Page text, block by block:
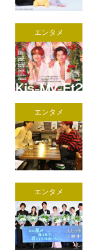
エンタメ
エンタメ
エンタメ